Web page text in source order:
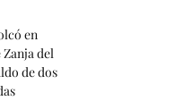
en
del
de dos